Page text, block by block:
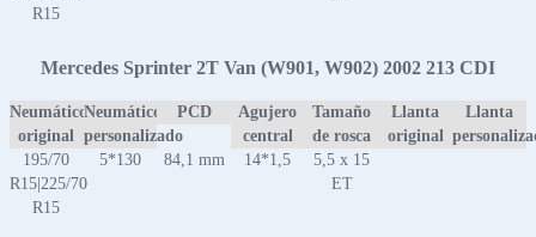
R15
Mercedes Sprinter 2T Van (W901, W902) 2002 213 CDI
Neumático
original
Neumático
personalizado
PCD
Agujero
central
Tamaño
de rosca
Llanta
original
Llanta
195/70
R15|225/70
R15
5*130 84,1 mm 14*1,5
5,5 x 15
ET